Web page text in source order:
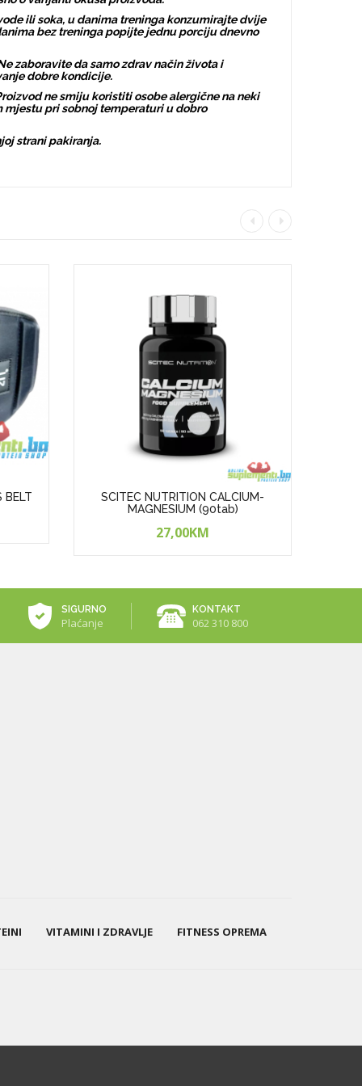
ili soka, u danima treninga konzumirajte dvije
bez treninga popijte jednu porciju dnevno
zaboravite da samo zdrav način života i
dobre kondicije.
ne smiju koristiti osobe alergične na neki
mjestu pri sobnoj temperaturi u dobro
strani pakiranja.
BELT
SCITEC NUTRITION CALCIUM-
MAGNESIUM (90tab)
27,00KM
SIGURNO
Plaćanje
KONTAKT
062 310 800
VITAMINI I ZDRAVLJE FITNESS OPREMA